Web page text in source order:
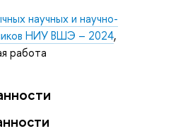
научных и научно-
НИУ ВШЭ – 2024,
работа